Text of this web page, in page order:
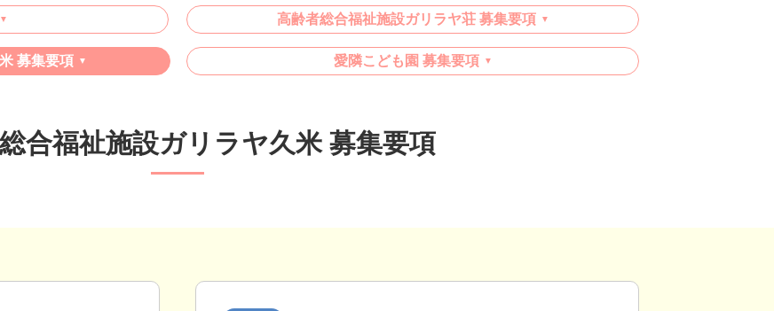
高齢者総合福祉施設ガリラヤ荘 募集要項
募集要項 愛隣こども園 募集要項
合福祉施設ガリラヤ久米 募集要項